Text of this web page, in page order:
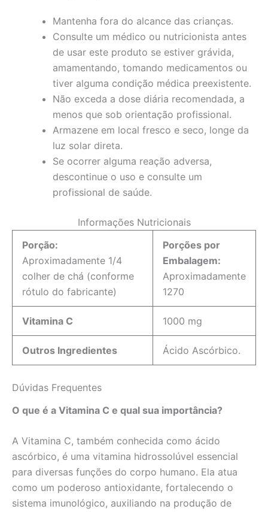
Mantenha fora do alcance das crianças.
Consulte um médico ou nutricionista antes
de usar este produto se estiver grávida,
amamentando, tomando medicamentos ou
tiver alguma condição médica preexistente.
Não exceda a dose diária recomendada, a
menos que sob orientação profissional.
Armazene em local fresco e seco, longe da
luz solar direta.
Se ocorrer alguma reação adversa,
descontinue o uso e consulte um
profissional de saúde.
Informações Nutricionais
Porção:
Aproximadamente 1/4
colher de chá (conforme
rótulo do fabricante)
Porções por
Embalagem:
Aproximadamente
1270
Vitamina C 1000 mg
Outros Ingredientes Ácido Ascórbico.
Dúvidas Frequentes
O que é a Vitamina C e qual sua importância?
A Vitamina C, também conhecida como ácido
ascórbico, é uma vitamina hidrossolúvel essencial
para diversas funções do corpo humano. Ela atua
como um poderoso antioxidante, fortalecendo o
sistema imunológico, auxiliando na produção de